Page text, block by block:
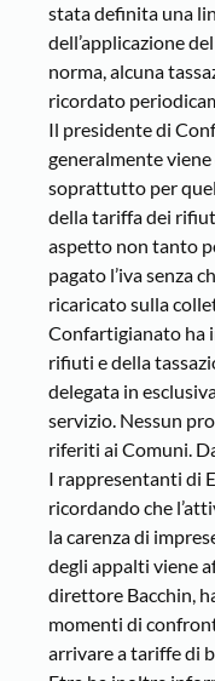
stata definita una
dell’applicazione
norma, alcuna
ricordato
Il presidente di
generalmente
soprattutto per
della tariffa dei
aspetto non tanto
pagato l’iva senza
ricaricato sulla
Confartigianato ha
rifiuti e della
delegata in
servizio. Nessun
riferiti ai Comuni.
I rappresentanti di
ricordando che
la carenza di
degli appalti viene
direttore Bacchin,
momenti di
arrivare a tariffe di